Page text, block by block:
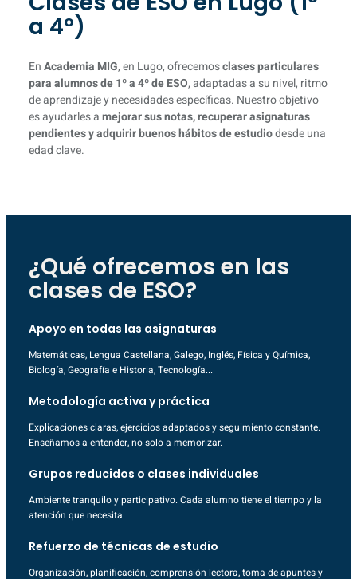
a 4º)
EnAcademia MIG, en Lugo, ofrecemosclases particulares
para alumnos de 1º a 4º de ESO, adaptadas a su nivel, ritmo
de aprendizaje y necesidades específicas. Nuestro objetivo
es ayudarles amejorar sus notas, recuperar asignaturas
pendientes y adquirir buenos hábitos de estudiodesde una
edad clave.
¿Qué ofrecemos en las
clases de ESO?
Apoyo en todas las asignaturas
Matemáticas, Lengua Castellana, Galego, Inglés, Física y Química,
Biología, Geografía e Historia, Tecnología...
Metodología activa y práctica
Explicaciones claras, ejercicios adaptados y seguimiento constante.
Enseñamos a entender, no solo a memorizar.
Grupos reducidos o clases individuales
Ambiente tranquilo y participativo. Cada alumno tiene el tiempo y la
atención que necesita.
Refuerzo de técnicas de estudio
Organización, planificación, comprensión lectora, toma de apuntes y